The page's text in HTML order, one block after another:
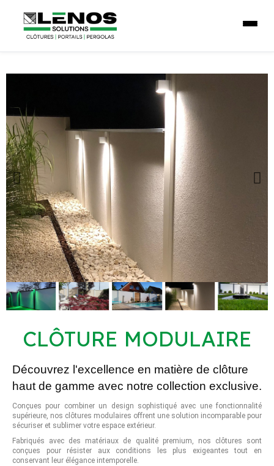
CLÔTURE MODULAIRE
Découvrez l'excellence en matière de clôture
haut de gamme avec notre collection exclusive.
Conçues pour combiner un design sophistiqué avec une fonctionnalité
supérieure, nos clôtures modulaires offrent une solution incomparable pour
sécuriser et sublimer votre espace extérieur.
Fabriqués avec des matériaux de qualité premium, nos clôtures sont
conçues pour résister aux conditions les plus exigeantes tout en
conservant leur élégance intemporelle.